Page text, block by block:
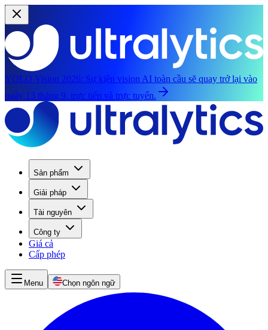
YOLO Vision 2026: Sự kiện vision AI toàn cầu sẽ quay trở lại vào
ngày 13 tháng 9, trực tiếp và trực tuyến.
Sản phẩm
Giải pháp
Tài nguyên
Công ty
Giá cả
Cấp phép
Menu Chọn ngôn ngữ